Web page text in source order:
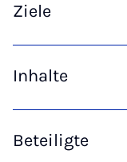
Ziele
Inhalte
Beteiligte